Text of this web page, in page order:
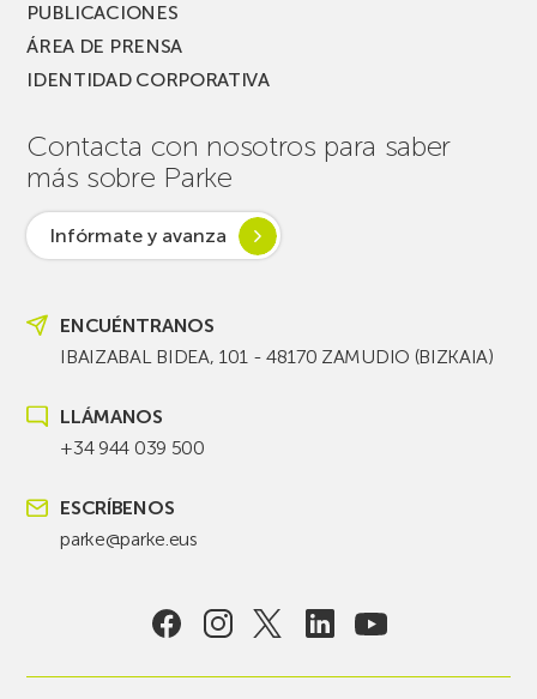
PUBLICACIONES
ÁREA DE PRENSA
IDENTIDAD CORPORATIVA
Contacta con nosotros para saber
más sobre Parke
Infórmate y avanza
ENCUÉNTRANOS
IBAIZABAL BIDEA, 101 - 48170 ZAMUDIO (BIZKAIA)
LLÁMANOS
+34 944 039 500
ESCRÍBENOS
parke@parke.eus